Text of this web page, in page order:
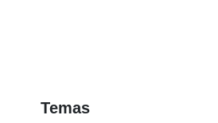
Temas